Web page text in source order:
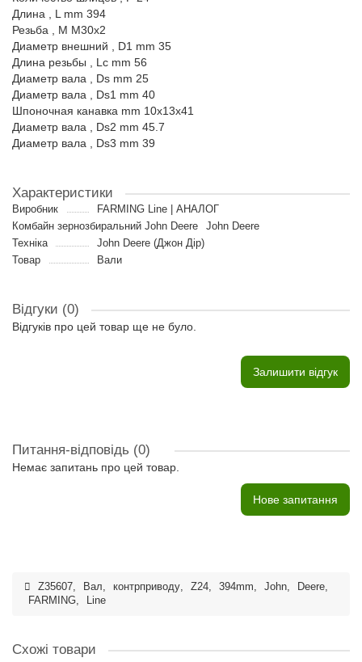
Длина , L mm 394
Резьба , M М30х2
Диаметр внешний , D1 mm 35
Длина резьбы , Lc mm 56
Диаметр вала , Ds mm 25
Диаметр вала , Ds1 mm 40
Шпоночная канавка mm 10х13х41
Диаметр вала , Ds2 mm 45.7
Диаметр вала , Ds3 mm 39
Характеристики
Виробник
FARMING Line | АНАЛОГ
Комбайн зернозбиральний John Deere
John Deere
Техніка
John Deere (Джон Дір)
Товар
Вали
Відгуки (0)
Відгуків про цей товар ще не було.
Залишити відгук
Питання-відповідь (0)
Немає запитань про цей товар.
Нове запитання
Z35607, Вал, контрприводу, Z24, 394mm, John, Deere,
FARMING, Line
Схожі товари